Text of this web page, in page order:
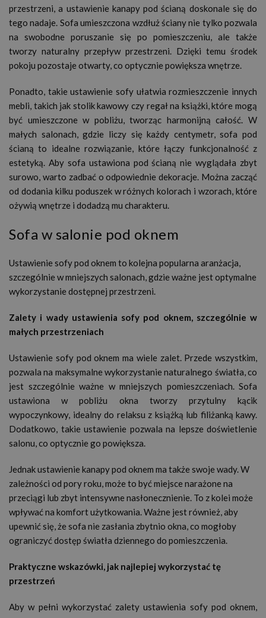
przestrzeni, a ustawienie kanapy pod ścianą doskonale się do
tego nadaje. Sofa umieszczona wzdłuż ściany nie tylko pozwala
na swobodne poruszanie się po pomieszczeniu, ale także
tworzy naturalny przepływ przestrzeni. Dzięki temu środek
pokoju pozostaje otwarty, co optycznie powiększa wnętrze.
Ponadto, takie ustawienie sofy ułatwia rozmieszczenie innych
mebli, takich jak stolik kawowy czy regał na książki, które mogą
być umieszczone w pobliżu, tworząc harmonijną całość. W
małych salonach, gdzie liczy się każdy centymetr, sofa pod
ścianą to idealne rozwiązanie, które łączy funkcjonalność z
estetyką. Aby sofa ustawiona pod ścianą nie wyglądała zbyt
surowo, warto zadbać o odpowiednie dekoracje. Można zacząć
od dodania kilku poduszek w różnych kolorach i wzorach, które
ożywią wnętrze i dodadzą mu charakteru.
Sofa w salonie pod oknem
Ustawienie sofy pod oknem to kolejna popularna aranżacja,
szczególnie w mniejszych salonach, gdzie ważne jest optymalne
wykorzystanie dostępnej przestrzeni.
Zalety i wady ustawienia sofy pod oknem, szczególnie w
małych przestrzeniach
Ustawienie sofy pod oknem ma wiele zalet. Przede wszystkim,
pozwala na maksymalne wykorzystanie naturalnego światła, co
jest szczególnie ważne w mniejszych pomieszczeniach. Sofa
ustawiona w pobliżu okna tworzy przytulny kącik
wypoczynkowy, idealny do relaksu z książką lub filiżanką kawy.
Dodatkowo, takie ustawienie pozwala na lepsze doświetlenie
salonu, co optycznie go powiększa.
Jednak ustawienie kanapy pod oknem ma także swoje wady. W
zależności od pory roku, może to być miejsce narażone na
przeciągi lub zbyt intensywne nasłonecznienie. To z kolei może
wpływać na komfort użytkowania. Ważne jest również, aby
upewnić się, że sofa nie zasłania zbytnio okna, co mogłoby
ograniczyć dostęp światła dziennego do pomieszczenia.
Praktyczne wskazówki, jak najlepiej wykorzystać tę
przestrzeń
Aby w pełni wykorzystać zalety ustawienia sofy pod oknem,